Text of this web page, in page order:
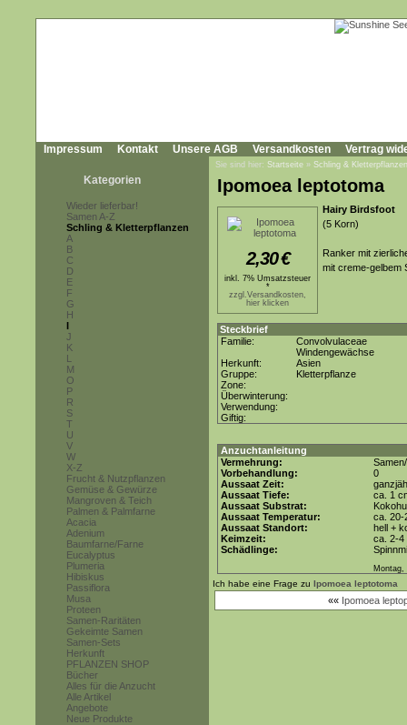
Impressum Kontakt Unsere AGB Versandkosten Vertrag
Kategorien
Wieder lieferbar!
Samen A-Z
Schling & Kletterpflanzen
A
B
C
D
E
F
G
H
I
J
K
L
M
O
P
R
S
T
U
V
W
X-Z
Frucht & Nutzpflanzen
Gemüse & Gewürze
Mangroven & Teich
Palmen & Palmfarne
Acacia
Adenium
Baumfarne/Farne
Eucalyptus
Plumeria
Hibiskus
Passiflora
Musa
Proteen
Samen-Raritäten
Gekeimte Samen
Samen-Sets
Herkunft
PFLANZEN SHOP
Bücher
Alles für die Anzucht
Alle Artikel
Angebote
Neue Produkte
Sie sind hier: Startseite » Schling & Kletterpflanzen
Ipomoea leptotoma
2,30€
inkl. 7% Umsatzsteuer
*
zzgl.Versandkosten,
hier klicken
Hairy Birdsfoot
(5 Korn)
Ranker mit
mit creme-gelbem
Steckbrief
Familie:
Convolvulaceae
Windengewächse
Herkunft:
Asien
Gruppe:
Kletterpflanze
Zone:
Überwinterung:
Verwendung:
Giftig:
Anzuchtanleitung
Vermehrung:
Vorbehandlung:
0
Aussaat Zeit:
Aussaat Tiefe:
ca. 1
Aussaat Substrat:
Aussaat Temperatur:
ca. 20-
Aussaat Standort:
hell +
Keimzeit:
ca. 2-4
Schädlinge:
Montag,
Ich habe eine Frage zu Ipomoea leptotoma
«« Ipomoea